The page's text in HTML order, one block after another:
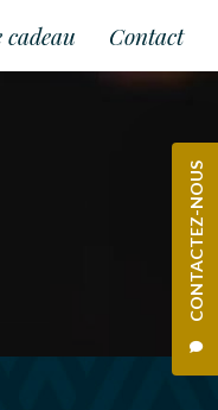
CONTACTEZ-NOUS
cadeau Contact